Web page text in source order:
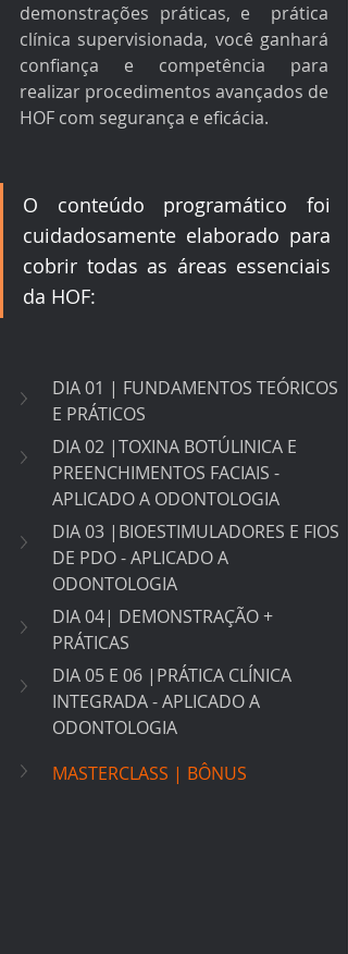
demonstrações práticas, e  prática
clínica supervisionada, você ganhará
confiança e competência para
realizar procedimentos avançados de
HOF com segurança e eficácia.
O conteúdo programático foi
cuidadosamente elaborado para
cobrir todas as áreas essenciais
da HOF:
DIA 01 | FUNDAMENTOS TEÓRICOS
E PRÁTICOS
DIA 02 |TOXINA BOTÚLINICA E
PREENCHIMENTOS FACIAIS -
APLICADO A ODONTOLOGIA
DIA 03 |BIOESTIMULADORES E FIOS
DE PDO - APLICADO A
ODONTOLOGIA
DIA 04| DEMONSTRAÇÃO +
PRÁTICAS
DIA 05 E 06 |PRÁTICA CLÍNICA
INTEGRADA - APLICADO A
ODONTOLOGIA
MASTERCLASS | BÔNUS